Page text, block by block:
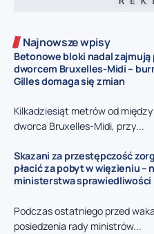
Najnowsze wpisy
Betonowe bloki nadal zajmują
dworcem Bruxelles-Midi –
Gilles domaga się zmian
Kilkadziesiąt metrów od
dworca Bruxelles-Midi, przy...
Skazani za przestępczość
płacić za pobyt w więzieniu –
ministerstwa sprawiedliwości
Podczas ostatniego przed
posiedzenia rady ministrów...